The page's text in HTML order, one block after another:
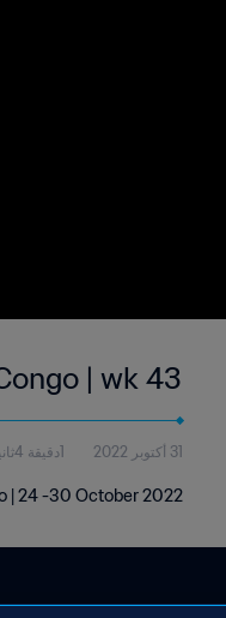
| wk 43
31 أكتوبر 2022 1دقيقة 4ثانية
| 24 -30 October 2022